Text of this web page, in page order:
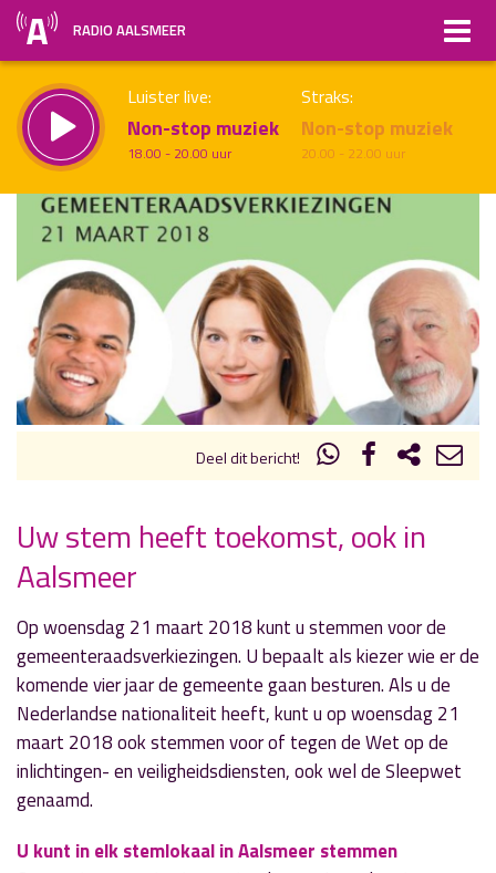
RADIO AALSMEER
Luister live:
Non-stop muziek
18.00 - 20.00 uur
Straks:
Non-stop muziek
20.00 - 22.00 uur
Vorig uur uur 1 van x Volgend uur
Inklappen
Deel dit bericht!
« Vorig nieuwsbericht
Spitfiredag in CRASH-museum
26 februari 2018
» Volgend nieuwsbericht
Bestuurders Greenport Aalsmeer op
werkbezoek
26 februari 2018
Uw stem heeft toekomst, ook in
Aalsmeer
Op woensdag 21 maart 2018 kunt u stemmen voor de
gemeenteraadsverkiezingen. U bepaalt als kiezer wie er de
komende vier jaar de gemeente gaan besturen. Als u de
Nederlandse nationaliteit heeft, kunt u op woensdag 21
maart 2018 ook stemmen voor of tegen de Wet op de
inlichtingen- en veiligheidsdiensten, ook wel de Sleepwet
genaamd.
U kunt in elk stemlokaal in Aalsmeer stemmen